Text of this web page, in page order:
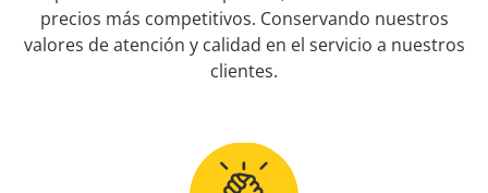
precios más competitivos. Conservando nuestros
valores de atención y calidad en el servicio a nuestros
clientes.